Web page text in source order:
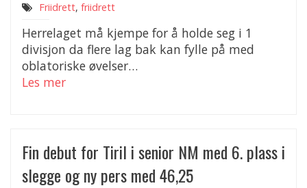
Friidrett, friidrett
Herrelaget må kjempe for å holde seg i 1
divisjon da flere lag bak kan fylle på med
oblatoriske øvelser…
Les mer
Fin debut for Tiril i senior NM med 6. plass i
slegge og ny pers med 46,25